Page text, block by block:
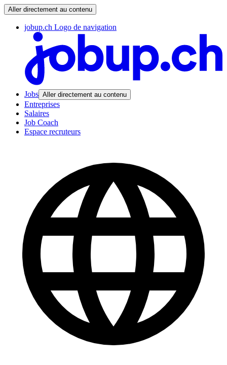
Aller directement au contenu
jobup.ch Logo de navigation
Jobs Aller directement au contenu
Entreprises
Salaires
Job Coach
Espace recruteurs